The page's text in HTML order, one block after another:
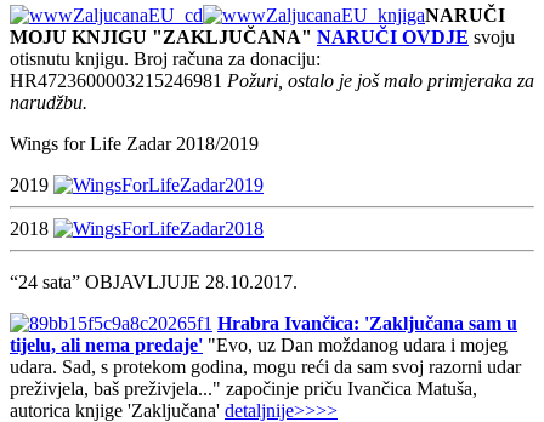
NARUČI
MOJU KNJIGU "ZAKLJUČANA" NARUČI OVDJE svoju
otisnutu knjigu. Broj računa za donaciju:
HR4723600003215246981 Požuri, ostalo je još malo primjeraka za
narudžbu.
Wings for Life Zadar 2018/2019
2019
2018
“24 sata” OBJAVLJUJE 28.10.2017.
Hrabra Ivančica: 'Zaključana sam u
tijelu, ali nema predaje' "Evo, uz Dan moždanog udara i mojeg
udara. Sad, s protekom godina, mogu reći da sam svoj razorni udar
preživjela, baš preživjela..." započinje priču Ivančica Matuša,
autorica knjige 'Zaključana' detaljnije>>>>